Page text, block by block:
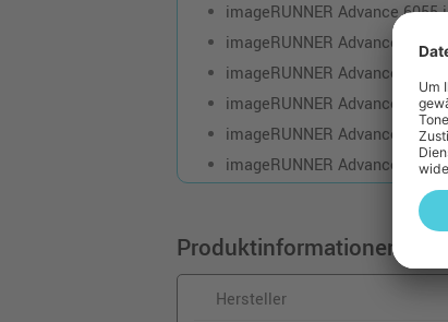
imageRUNNER Advance 6055 i
imageRUNNER Advance 6065
imageRUNNER Advance 6065 i
imageRUNNER Advance 6075
imageRUNNER Advance 6075 i
imageRUNNER Advance 6255
Produktinformationen
Hersteller